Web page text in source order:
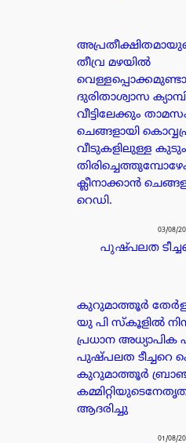
തീവ്ര മഴയിൽ
ദുരിതാശ്വാസ
വീട്ടിലേക്കും
ചെങ്ങളായി
വീടുകളിലുള്ള
ക്ലീനാക്കാൻ
റെഡി.
03/08/
പുഷ്പലത
കുറുമാത്തൂർ
യു പി സ്കൂളിൽ
പ്രധാന അധ്യാപിക
പുഷ്പലത ടീച്ചറെ
കുറുമാത്തൂർ
ആദരിച്ചു
01/08/